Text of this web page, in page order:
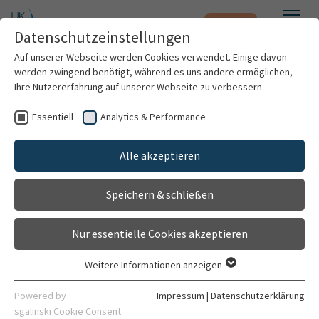
Zum Hauptinhalt springen Notfall
Patienten & Besucher
Kliniken & Institute
Forschung
Karriere
Klinische Forschung
Forschungseinrichtung
Gehört zu
Klinik für Anästhesiologie
Kontaktdaten
Datenschutzeinstellungen
Auf unserer Webseite werden Cookies verwendet. Einige davon
werden zwingend benötigt, während es uns andere ermöglichen,
Ihre Nutzererfahrung auf unserer Webseite zu verbessern.
Essentiell Analytics & Performance
Alle akzeptieren
Speichern & schließen
Nur essentielle Cookies akzeptieren
Essentielle Cookies werden für grundlegende Funktionen der
Webseite benötigt. Dadurch ist gewährleistet, dass die
Weitere Informationen anzeigen
Powered by
sgalinski Cookie Consent
Impressum | Datenschutzerklärung